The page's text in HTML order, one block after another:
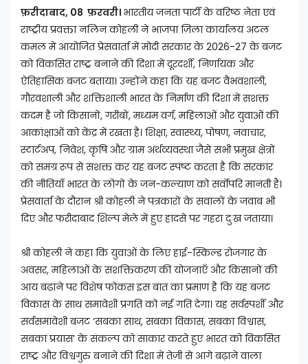
फ़रीदाबाद, 08 फ़रवरी। भारतीय जनता पार्टी के वरिष्ठ नेता एवं
राष्ट्रीय प्रवक्ता नलिन कोहली ने भाजपा ज़िला कार्यालय अटल
कमल में आयोजित प्रेसवार्ता में मोदी सरकार के 2026-27 के बजट
को विकसित राष्ट्र बनाने की दिशा में दूरदर्शी, निर्णायक और
ऐतिहासिक बजट बताया। उन्होंने कहा कि यह बजट वैभवशाली,
गौरवशाली और शक्तिशाली भारत के निर्माण की दिशा में सशक्त
कदम है जो किसानों, गरीबों, मध्यम वर्ग, महिलाओं और युवाओं की
आकांक्षाओं को केंद्र में रखता है। शिक्षा, स्वास्थ्य, पोषण, नवाचार,
स्टार्टअप, निवेश, कृषि और ग्राम अर्थव्यवस्था जैसे सभी प्रमुख क्षेत्रों
को समग्र रूप से सशक्त कर यह बजट स्पष्ट करता है कि सरकार
की नीतियाँ भारत के लोगों के जन-कल्याण को सर्वोपरि मानती हैं।
प्रेसवार्ता के दौरान श्री कोहली ने पत्रकारों के सवालों के जवाब भी
दिए और फरीदाबाद शिल्प मेले में हुए हादसे पर गहरा दुःख जताया।
श्री कोहली ने कहा कि युवाओं के लिए हाई-स्किल्ड रोजगार के
अवसर, महिलाओं के सशक्तिकरण की योजनाएँ और किसानों की
आय बढ़ाने पर विशेष फोकस इस बात का प्रमाण है कि यह बजट
विकास के साथ समावेशी प्रगति को नई गति देगा। यह सर्वस्पर्शी और
सर्वसमावेशी बजट ‘सबका साथ, सबका विकास, सबका विश्वास,
सबका प्रयास’ के संकल्प को साकार करते हुए भारत को विकसित
राष्ट्र और विश्वगुरु बनाने की दिशा में तेज़ी से आगे बढ़ाने वाला